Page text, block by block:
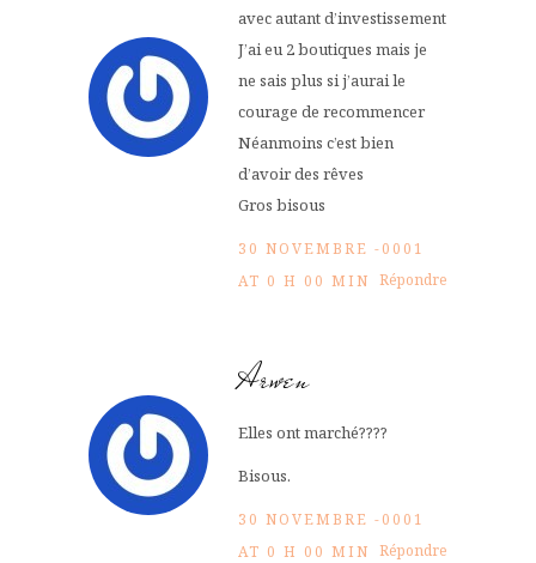
avec autant d’investissement
J’ai eu 2 boutiques mais je
ne sais plus si j’aurai le
courage de recommencer
Néanmoins c’est bien
d’avoir des rêves
Gros bisous
30 NOVEMBRE -0001
AT 0 H 00 MIN Répondre
Arwen
Elles ont marché????
Bisous.
30 NOVEMBRE -0001
AT 0 H 00 MIN Répondre